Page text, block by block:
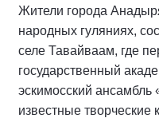
Жители города
народных гуляниях,
селе Тавайваам, где
государственный
эскимосский ансамбль
известные творческие